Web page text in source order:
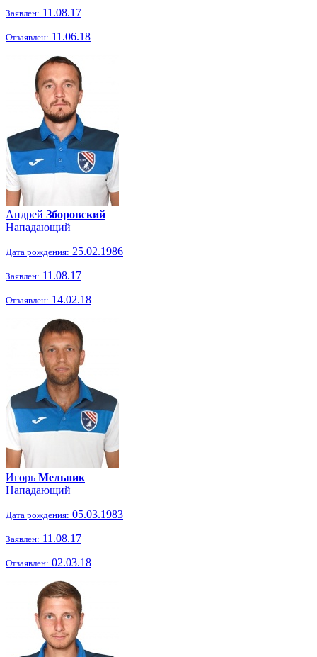
Заявлен: 11.08.17
Отзаявлен: 11.06.18
Андрей Зборовский
Нападающий
Дата рождения: 25.02.1986
Заявлен: 11.08.17
Отзаявлен: 14.02.18
Игорь Мельник
Нападающий
Дата рождения: 05.03.1983
Заявлен: 11.08.17
Отзаявлен: 02.03.18